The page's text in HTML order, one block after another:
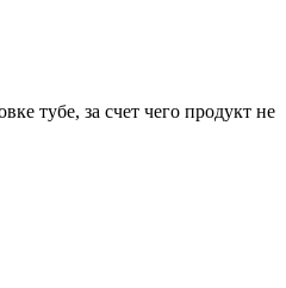
тубе, за счет чего продукт не